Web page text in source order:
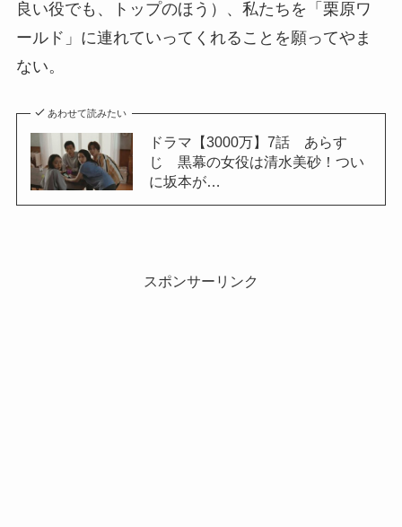
良い役でも、トップのほう）、私たちを「栗原ワ
ールド」に連れていってくれることを願ってやま
ない。
あわせて読みたい
ドラマ【3000万】7話 あらす
じ 黒幕の女役は清水美砂！つい
に坂本が…
スポンサーリンク